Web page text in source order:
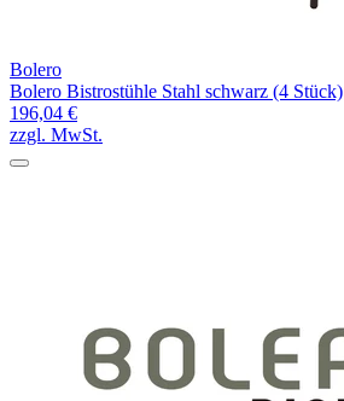
Bolero
Bolero Bistrostühle Stahl schwarz (4 Stück)
196,04 €
zzgl. MwSt.